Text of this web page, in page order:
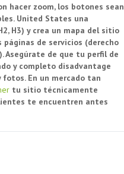
hacer zoom, los botones sean
United States una
H3) y crea un mapa del sitio
de servicios (derecho
Asegúrate de que tu perfil de
y completo disadvantage
En un mercado tan
tu sitio técnicamente
te encuentren antes